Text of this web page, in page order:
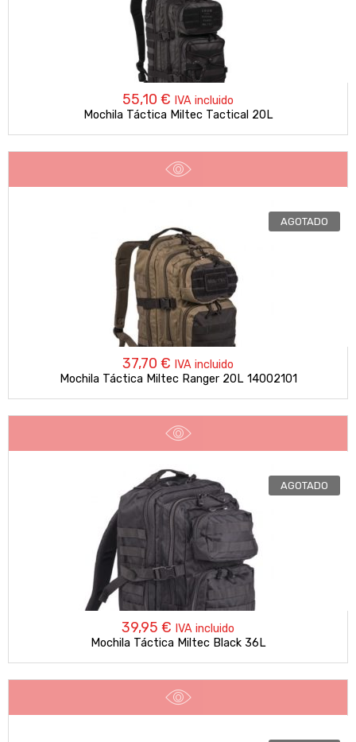
55,10 € IVA incluido
Mochila Táctica Miltec Tactical 20L
AGOTADO
37,70 € IVA incluido
Mochila Táctica Miltec Ranger 20L 14002101
AGOTADO
39,95 € IVA incluido
Mochila Táctica Miltec Black 36L